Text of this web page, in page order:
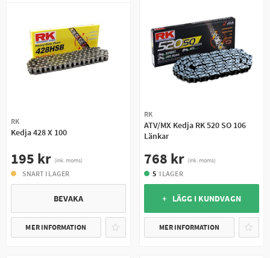
RK
Kedja 428 X 100
195 kr (ink. moms)
SNART I LAGER
BEVAKA
MER INFORMATION
RK
ATV/MX Kedja RK 520 SO 106
Länkar
768 kr (ink. moms)
5 I LAGER
+ LÄGG I KUNDVAGN
MER INFORMATION